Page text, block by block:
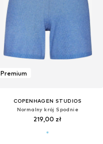
Premium
COPENHAGEN STUDIOS
Normalny krój Spodnie
219,00 zł